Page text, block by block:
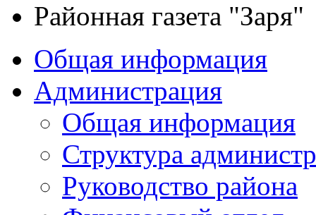
Районная газета "Заря"
Общая информация
Администрация
Общая информация
Структура
Руководство района